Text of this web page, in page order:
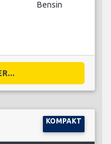
Bensin
KOMPAKT